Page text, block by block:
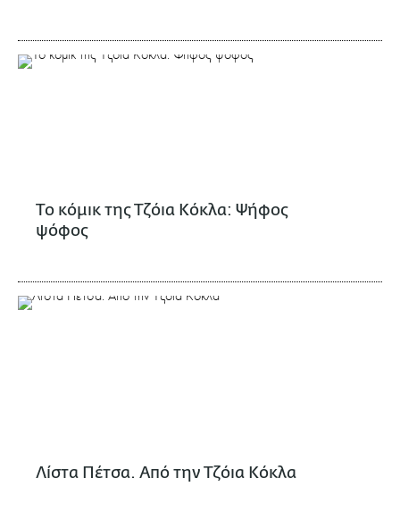
Το κόμικ της Τζόια Κόκλα: Ψήφος
ψόφος
Λίστα Πέτσα. Από την Τζόια Κόκλα